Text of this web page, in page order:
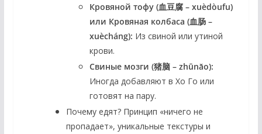
Кровяной тофу (血豆腐 – xuèdòufu)
или Кровяная колбаса (血肠 –
xuècháng): Из свиной или утиной
крови.
Свиные мозги (猪脑 – zhūnǎo):
Иногда добавляют в Хо Го или
готовят на пару.
Почему едят?Принцип «ничего не
пропадает», уникальные текстуры и